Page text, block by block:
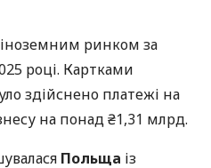
ринком за
році. Картками
здійснено платежі на
на понад ₴1,31 млрд.
Польща із